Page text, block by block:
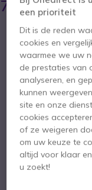
74,95 € ex. BTW
Aantal
73 productenop
2 jaar
een prioriteit
Dit is de reden
cookies en
waarmee we uw
de prestaties van
analyseren, en
kunnen
site en onze
cookies
of ze weigeren
om uw keuze te
altijd voor klaar
u zoekt!